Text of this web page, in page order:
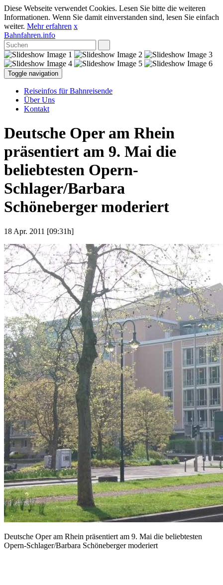
Diese Webseite verwendet Cookies. Lesen Sie bitte die weiteren
Informationen. Wenn Sie damit einverstanden sind, lesen Sie einfach
weiter. Mehr erfahren x
Bahnfahren.info
Toggle navigation
Reiseinfos für Bahnreisende
Über Uns
Kontakt
Deutsche Oper am Rhein
präsentiert am 9. Mai die
beliebtesten Opern-
Schlager/Barbara
Schöneberger moderiert
18 Apr. 2011 [09:31h]
Deutsche Oper am Rhein präsentiert am 9. Mai die beliebtesten
Opern-Schlager/Barbara Schöneberger moderiert